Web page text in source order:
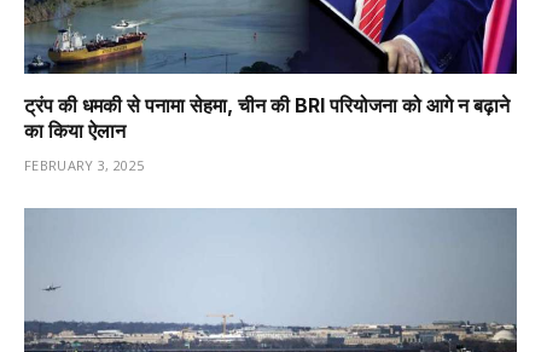
ट्रंप की धमकी से पनामा सेहमा, चीन की BRI परियोजना को आगे न बढ़ाने
का किया ऐलान
FEBRUARY 3, 2025